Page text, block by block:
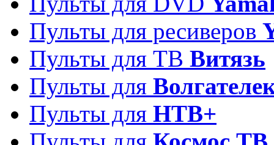
Пульты для ресиверов
Пульты для ТВ Витязь
Пульты для
Пульты для НТВ+